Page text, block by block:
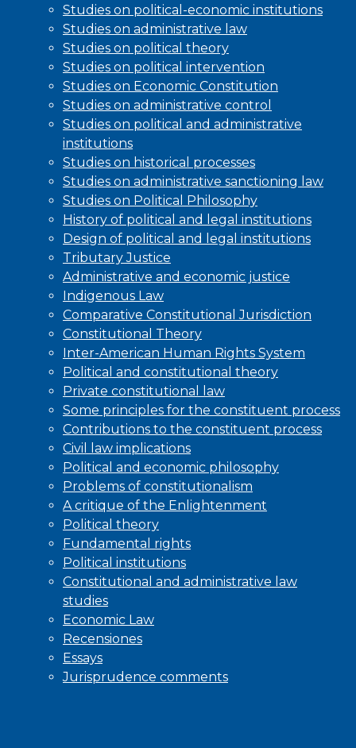
Studies on political-economic institutions
Studies on administrative law
Studies on political theory
Studies on political intervention
Studies on Economic Constitution
Studies on administrative control
Studies on political and administrative
institutions
Studies on historical processes
Studies on administrative sanctioning law
Studies on Political Philosophy
History of political and legal institutions
Design of political and legal institutions
Tributary Justice
Administrative and economic justice
Indigenous Law
Comparative Constitutional Jurisdiction
Constitutional Theory
Inter-American Human Rights System
Political and constitutional theory
Private constitutional law
Some principles for the constituent process
Contributions to the constituent process
Civil law implications
Political and economic philosophy
Problems of constitutionalism
A critique of the Enlightenment
Political theory
Fundamental rights
Political institutions
Constitutional and administrative law
studies
Economic Law
Recensiones
Essays
Jurisprudence comments